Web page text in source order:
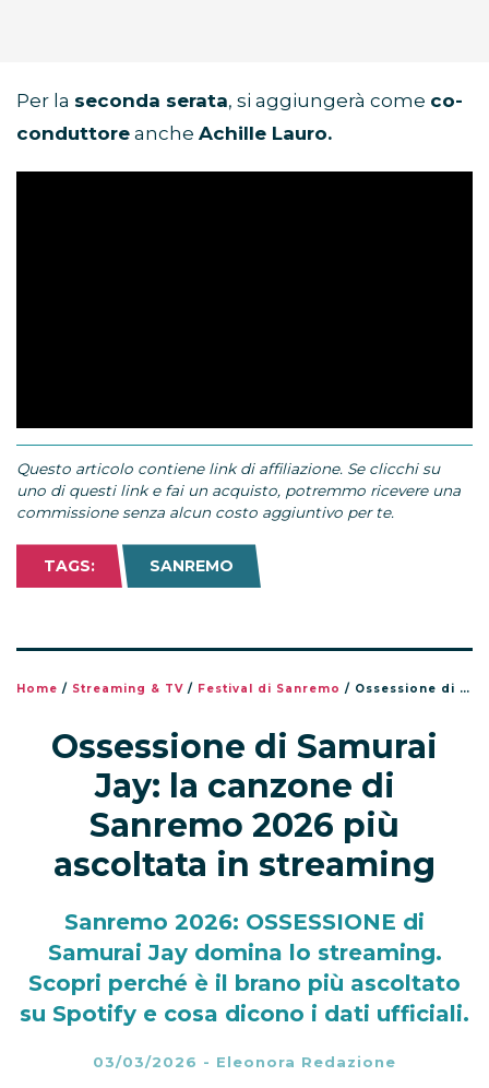
Per la seconda serata, si aggiungerà come co-
conduttore anche Achille Lauro.
Questo articolo contiene link di affiliazione. Se clicchi su
uno di questi link e fai un acquisto, potremmo ricevere una
commissione senza alcun costo aggiuntivo per te.
TAGS: SANREMO
Home / Streaming & TV / Festival di Sanremo / Ossessione di Samurai Jay: la canzone di Sanremo 2026 più ascoltata in streaming
Ossessione di Samurai
Jay: la canzone di
Sanremo 2026 più
ascoltata in streaming
Sanremo 2026: OSSESSIONE di
Samurai Jay domina lo streaming.
Scopri perché è il brano più ascoltato
su Spotify e cosa dicono i dati ufficiali.
03/03/2026 - Eleonora Redazione